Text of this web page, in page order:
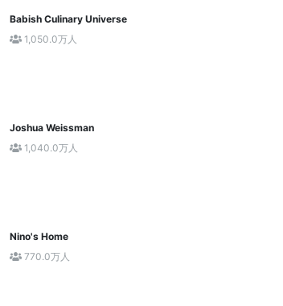
Babish Culinary Universe
1,050.0万人
Joshua Weissman
1,040.0万人
Nino's Home
770.0万人